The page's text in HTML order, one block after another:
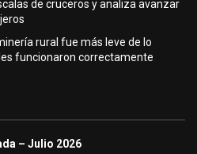
de cruceros y analiza avanzar
rural fue más leve de lo
funcionaron correctamente
– Julio 2026